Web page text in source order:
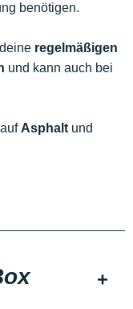
benötigen.
regelmäßigen
und kann auch bei
Asphalt und